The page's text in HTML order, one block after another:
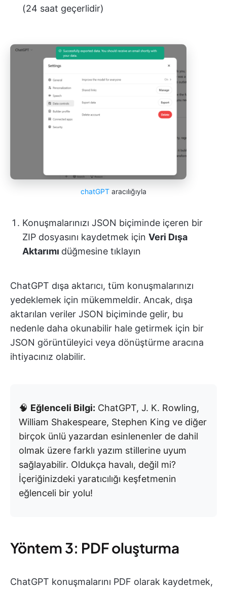
(24 saat geçerlidir)
chatGPT aracılığıyla
Konuşmalarınızı JSON biçiminde içeren bir
ZIP dosyasını kaydetmek için Veri Dışa
Aktarımı düğmesine tıklayın
ChatGPT dışa aktarıcı, tüm konuşmalarınızı
yedeklemek için mükemmeldir. Ancak, dışa
aktarılan veriler JSON biçiminde gelir, bu
nedenle daha okunabilir hale getirmek için bir
JSON görüntüleyici veya dönüştürme aracına
ihtiyacınız olabilir.
🧠 Eğlenceli Bilgi: ChatGPT, J. K. Rowling,
William Shakespeare, Stephen King ve diğer
birçok ünlü yazardan esinlenenler de dahil
olmak üzere farklı yazım stillerine uyum
sağlayabilir. Oldukça havalı, değil mi?
İçeriğinizdeki yaratıcılığı keşfetmenin
eğlenceli bir yolu!
Yöntem 3: PDF oluşturma
ChatGPT konuşmalarını PDF olarak kaydetmek,